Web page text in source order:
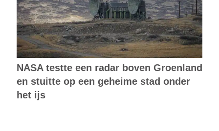
NASA testte een radar boven Groenland
en stuitte op een geheime stad onder
het ijs